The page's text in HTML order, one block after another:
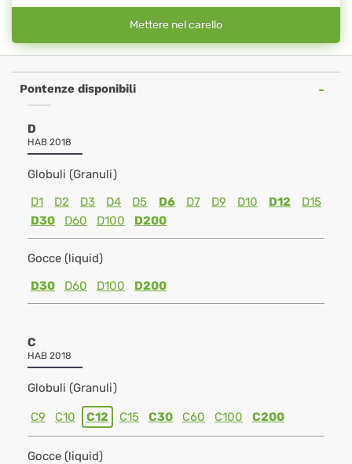
Mettere nel carello
Pontenze disponibili
D
HAB 2018
Globuli (Granuli)
D1
D2 D3 D4 D5 D6 D7 D9 D10 D12
D15
D30
D60 D100 D200
Gocce (liquid)
D30
D60 D100 D200
C
HAB 2018
Globuli (Granuli)
C9 C10 C12 C15 C30 C60 C100 C200
Gocce (liquid)